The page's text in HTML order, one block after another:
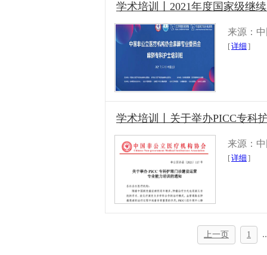
学术培训丨2021年度国家级继
来源：
[详细 ]
学术培训丨关于举办PICC专科
来源：
[详细 ]
上一页 1